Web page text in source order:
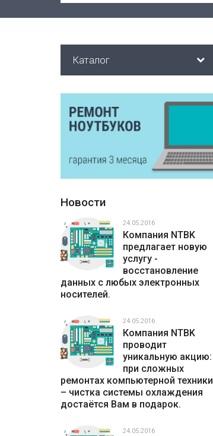
Каталог
Новости
24.05.2016
Компания NTBK
предлагает новую
услугу -
восстановление
данных с любых электронных
носителей.
24.05.2016
Компания NTBK
проводит
уникальную акцию:
при сложных
ремонтах компьютерной техники
– чистка системы охлаждения
достаётся Вам в подарок.
24.05.2016